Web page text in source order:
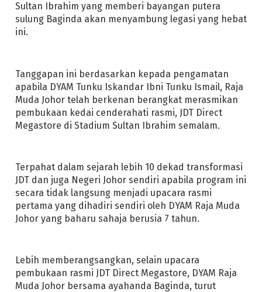
Sultan Ibrahim yang memberi bayangan putera
sulung Baginda akan menyambung legasi yang hebat
ini.
Tanggapan ini berdasarkan kepada pengamatan
apabila DYAM Tunku Iskandar Ibni Tunku Ismail, Raja
Muda Johor telah berkenan berangkat merasmikan
pembukaan kedai cenderahati rasmi, JDT Direct
Megastore di Stadium Sultan Ibrahim semalam.
Terpahat dalam sejarah lebih 10 dekad transformasi
JDT dan juga Negeri Johor sendiri apabila program ini
secara tidak langsung menjadi upacara rasmi
pertama yang dihadiri sendiri oleh DYAM Raja Muda
Johor yang baharu sahaja berusia 7 tahun.
Lebih memberangsangkan, selain upacara
pembukaan rasmi JDT Direct Megastore, DYAM Raja
Muda Johor bersama ayahanda Baginda, turut